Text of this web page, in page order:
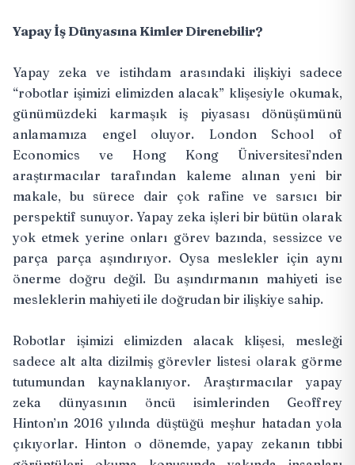
Yapay İş Dünyasına Kimler Direnebilir?
Yapay zeka ve istihdam arasındaki ilişkiyi sadece
“robotlar işimizi elimizden alacak” klişesiyle okumak,
günümüzdeki karmaşık iş piyasası dönüşümünü
anlamamıza engel oluyor. London School of
Economics ve Hong Kong Üniversitesi’nden
araştırmacılar tarafından kaleme alınan yeni bir
makale, bu sürece dair çok rafine ve sarsıcı bir
perspektif sunuyor. Yapay zeka işleri bir bütün olarak
yok etmek yerine onları görev bazında, sessizce ve
parça parça aşındırıyor. Oysa meslekler için aynı
önerme doğru değil. Bu aşındırmanın mahiyeti ise
mesleklerin mahiyeti ile doğrudan bir ilişkiye sahip.
Robotlar işimizi elimizden alacak klişesi, mesleği
sadece alt alta dizilmiş görevler listesi olarak görme
tutumundan kaynaklanıyor. Araştırmacılar yapay
zeka dünyasının öncü isimlerinden Geoffrey
Hinton’ın 2016 yılında düştüğü meşhur hatadan yola
çıkıyorlar. Hinton o dönemde, yapay zekanın tıbbi